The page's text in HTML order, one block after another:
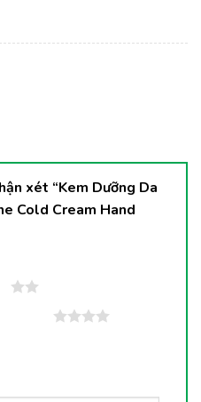
xét “Kem Dưỡng Da
Cold Cream Hand